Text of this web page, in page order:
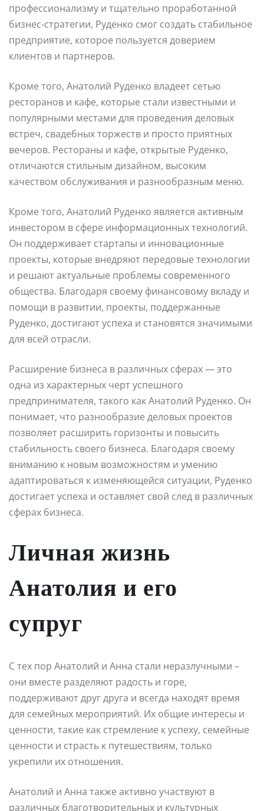
профессионализму и тщательно проработанной
бизнес-стратегии, Руденко смог создать стабильное
предприятие, которое пользуется доверием
клиентов и партнеров.
Кроме того, Анатолий Руденко владеет сетью
ресторанов и кафе, которые стали известными и
популярными местами для проведения деловых
встреч, свадебных торжеств и просто приятных
вечеров. Рестораны и кафе, открытые Руденко,
отличаются стильным дизайном, высоким
качеством обслуживания и разнообразным меню.
Кроме того, Анатолий Руденко является активным
инвестором в сфере информационных технологий.
Он поддерживает стартапы и инновационные
проекты, которые внедряют передовые технологии
и решают актуальные проблемы современного
общества. Благодаря своему финансовому вкладу и
помощи в развитии, проекты, поддержанные
Руденко, достигают успеха и становятся значимыми
для всей отрасли.
Расширение бизнеса в различных сферах — это
одна из характерных черт успешного
предпринимателя, такого как Анатолий Руденко. Он
понимает, что разнообразие деловых проектов
позволяет расширить горизонты и повысить
стабильность своего бизнеса. Благодаря своему
вниманию к новым возможностям и умению
адаптироваться к изменяющейся ситуации, Руденко
достигает успеха и оставляет свой след в различных
сферах бизнеса.
Личная жизнь
Анатолия и его
супруг
С тех пор Анатолий и Анна стали неразлучными –
они вместе разделяют радость и горе,
поддерживают друг друга и всегда находят время
для семейных мероприятий. Их общие интересы и
ценности, такие как стремление к успеху, семейные
ценности и страсть к путешествиям, только
укрепили их отношения.
Анатолий и Анна также активно участвуют в
различных благотворительных и культурных